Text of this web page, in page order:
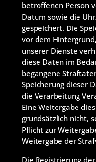
betroffenen Person
Datum sowie die
gespeichert. Die
vor dem
unserer Dienste
diese Daten im
begangene
Speicherung dieser
die Verarbeitung
Eine Weitergabe
grundsätzlich nicht,
Pflicht zur
Weitergabe der
Die Registrierung